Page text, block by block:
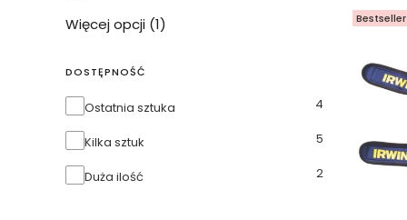
Więcej opcji (1)
DOSTĘPNOŚĆ
Dostępność
Ostatnia sztuka 4
Kilka sztuk 5
Duża ilość 2
Bestseller